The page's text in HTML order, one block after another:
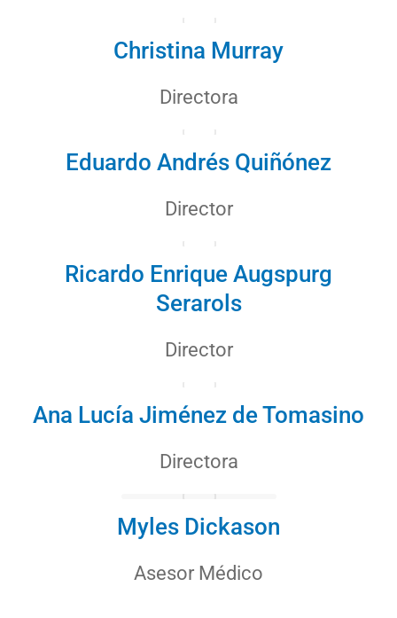
Christina Murray
Directora
Eduardo Andrés Quiñónez
Director
Ricardo Enrique Augspurg
Serarols
Director
Ana Lucía Jiménez de Tomasino
Directora
Myles Dickason
Asesor Médico